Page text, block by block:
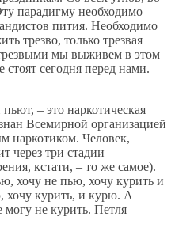
парадигму необходимо
пития. Необходимо
трезво, только трезвая
мы выживем в этом
сегодня перед нами.
– это наркотическая
Всемирной организацией
наркотиком. Человек,
через три стадии
кстати, – то же самое).
хочу не пью, хочу курить и
хочу курить, и курю. А
могу не курить. Петля